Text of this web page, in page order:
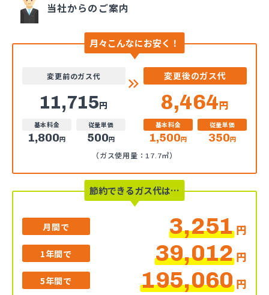
当社からのご案内
月々こんなにお安く！
変更前のガス代
11,715円
変更後のガス代
8,464円
基本料金
1,800円
従量単価
500円
基本料金
1,500円
従量単価
350円
（ガス使用量：17.7㎥）
節約できるガス代は…
月間で 3,251円
1年間で 39,012円
5年間で 195,060円